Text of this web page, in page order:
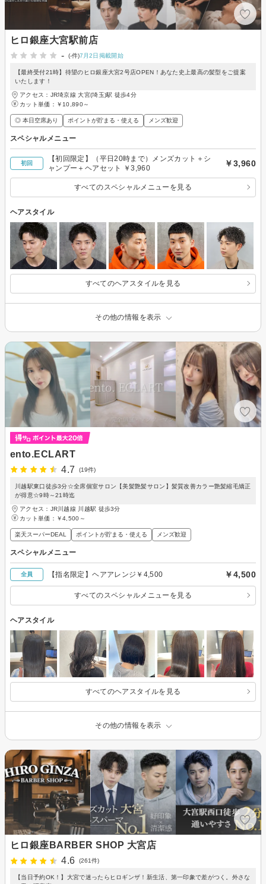
ヒロ銀座大宮駅前店
-
(-件)7月2日掲載開始
【最終受付21時】待望のヒロ銀座大宮2号店OPEN！あなた史上最高の髪型をご提案
いたします！
アクセス：JR埼京線 大宮(埼玉)駅 徒歩4分
カット単価： ￥10,890～
◎ 本日空席あり ポイントが貯まる・使える メンズ歓迎
スペシャルメニュー
初回
【初回限定】（平日20時まで）メンズカット＋シ
ャンプー＋ヘアセット ￥3,960
￥3,960
すべてのスペシャルメニューを見る
ヘアスタイル
すべてのヘアスタイルを見る
その他の情報を表示
ento.ECLART
4.7
(19件)
川越駅東口徒歩3分☆全席個室サロン【美髪艶髪サロン】髪質改善カラー艶髪縮毛矯正
が得意☆9時～21時迄
アクセス：JR川越線 川越駅 徒歩3分
カット単価： ￥4,500～
楽天スーパーDEAL ポイントが貯まる・使える メンズ歓迎
スペシャルメニュー
全員 【指名限定】ヘアアレンジ￥4,500 ￥4,500
すべてのスペシャルメニューを見る
ヘアスタイル
すべてのヘアスタイルを見る
その他の情報を表示
ヒロ銀座BARBER SHOP 大宮店
4.6
(261件)
【当日予約OK！】大宮で迷ったらヒロギンザ！新生活、第一印象で差がつく。外さな